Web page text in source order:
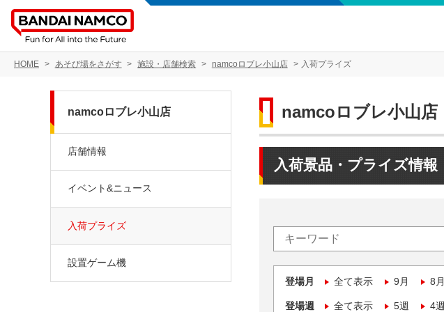
HOME あそび場をさがす 施設・店舗検索 namcoロブレ小山店 入荷プライズ
namcoロブレ小山店
入荷景品・プライズ情報
登場月 全て表示 9月 8月
登場週 全て表示 5週 4週
namcoロブレ小山店
店舗情報
イベント&ニュース
入荷プライズ
設置ゲーム機